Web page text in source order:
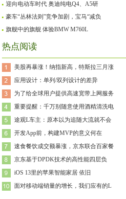
迎向电动车时代 奥迪纯电Q4、A5研
豪车“丛林法则”竞争加剧，宝马“减负
旗舰中的旗舰 体验BMW M760L
热点阅读
美股再暴涨！纳指新高，特斯拉三月涨
应用设计：单列/双列设计的差异
为了给全球用户提供高速宽带上网服务
重要提醒：千万别随意使用酒精清洗电
途观L车主：原本以为追随大流就不会
开发App前，构建MVP的意义何在
速食餐饮成交额暴涨，京东联合百家餐
京东基于DPDK技术的高性能四层负
iOS 13里的苹果智能家居 依旧
面对移动端销量的增长，我们应有的L